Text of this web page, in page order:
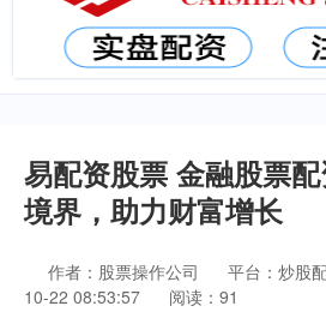
易配资股票 金融股票
境界，助力财富增长
作者：股票操作公司 平台：炒股
10-22 08:53:57
阅读：91